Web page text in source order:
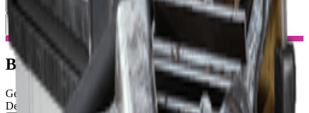
TR Türkçe
Toggle Menu Eşya Bombardımancı Hücresi
Bombardımancı Hücresi
Geri Dönüştürülebilir
Destansı